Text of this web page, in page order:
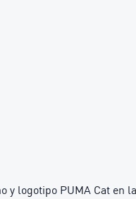
y logotipo PUMA Cat en